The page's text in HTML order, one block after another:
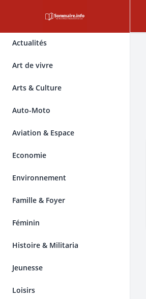
Actualités
Art de vivre
Arts & Culture
Auto-Moto
Aviation & Espace
Economie
Environnement
Famille & Foyer
Féminin
Histoire & Militaria
Jeunesse
Loisirs